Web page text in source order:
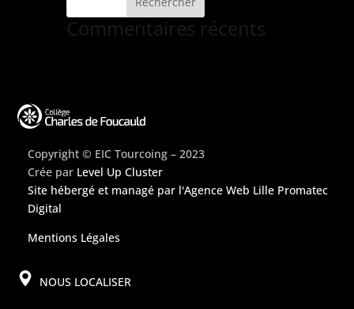
Commentaires récents
Copyright © EIC Tourcoing – 2023
Crée par Level Up Cluster
Site hébergé et managé par l'Agence Web Lille Promatec
Digital
Mentions Légales
NOUS LOCALISER